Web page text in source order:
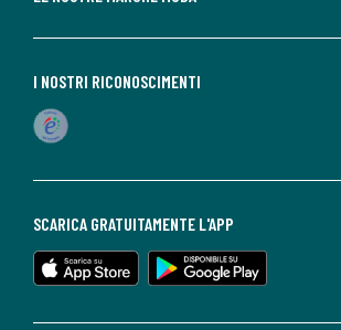
SCARICA GRATUITAMENTE L'APP
I NOSTRI RICONOSCIMENTI